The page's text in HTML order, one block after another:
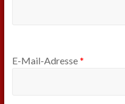
E-Mail-Adresse*